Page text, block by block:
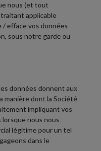
nous (et tout
applicable
/ efface vos données
sous notre garde ou
données donnent aux
manière dont la Société
impliquant vos
lorsque nous nous
légitime pour un tel
dans le